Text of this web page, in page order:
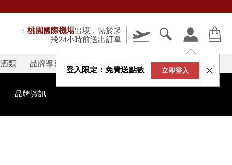
桃園國際機場出境，需於起
飛24小時前送出訂單
登入限定：免費送點數 立即登入
酒類 品牌導覽 V-STORY
品牌資訊